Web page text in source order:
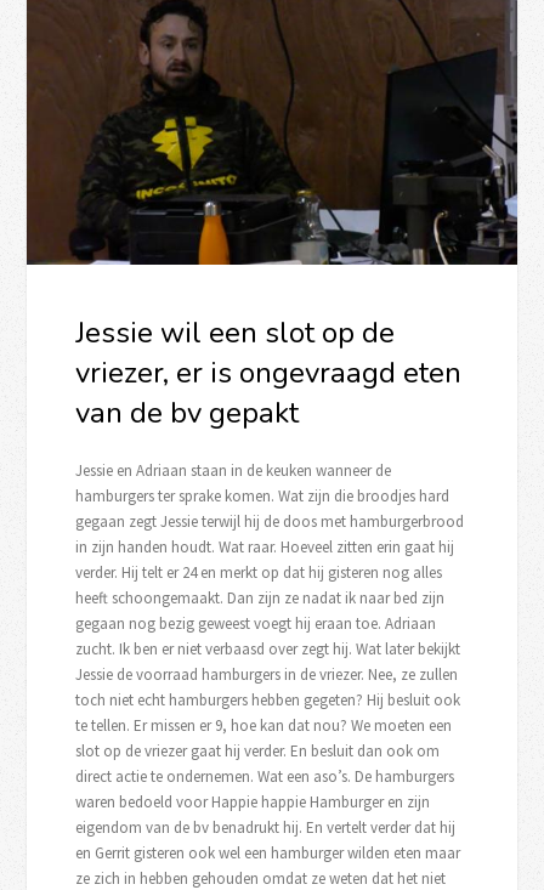
Jessie wil een slot op de
vriezer, er is ongevraagd eten
van de bv gepakt
Jessie en Adriaan staan in de keuken wanneer de
hamburgers ter sprake komen. Wat zijn die broodjes hard
gegaan zegt Jessie terwijl hij de doos met hamburgerbrood
in zijn handen houdt. Wat raar. Hoeveel zitten erin gaat hij
verder. Hij telt er 24 en merkt op dat hij gisteren nog alles
heeft schoongemaakt. Dan zijn ze nadat ik naar bed zijn
gegaan nog bezig geweest voegt hij eraan toe. Adriaan
zucht. Ik ben er niet verbaasd over zegt hij. Wat later bekijkt
Jessie de voorraad hamburgers in de vriezer. Nee, ze zullen
toch niet echt hamburgers hebben gegeten? Hij besluit ook
te tellen. Er missen er 9, hoe kan dat nou? We moeten een
slot op de vriezer gaat hij verder. En besluit dan ook om
direct actie te ondernemen. Wat een aso’s. De hamburgers
waren bedoeld voor Happie happie Hamburger en zijn
eigendom van de bv benadrukt hij. En vertelt verder dat hij
en Gerrit gisteren ook wel een hamburger wilden eten maar
ze zich in hebben gehouden omdat ze weten dat het niet